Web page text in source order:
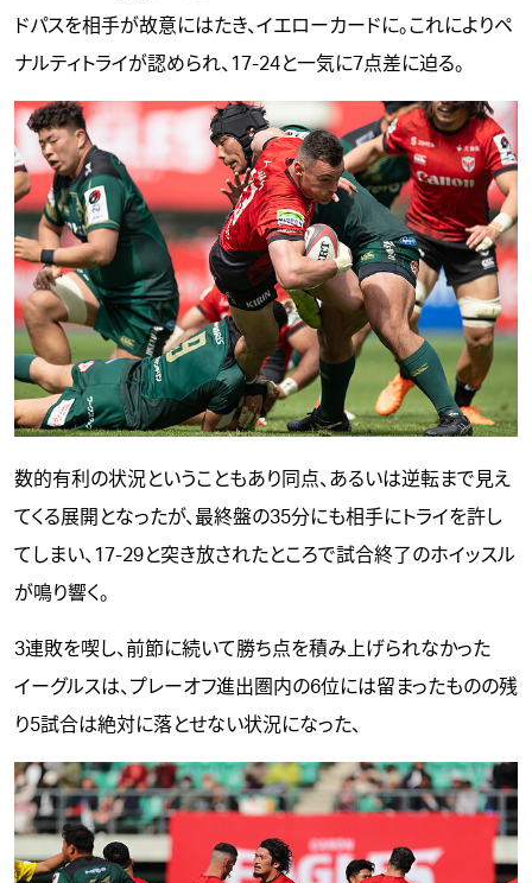
ドパスを相手が故意にはたき、イエローカードに。これによりペ
ナルティトライが認められ、17-24と一気に7点差に迫る。
数的有利の状況ということもあり同点、あるいは逆転まで見え
てくる展開となったが、最終盤の35分にも相手にトライを許し
てしまい、17-29と突き放されたところで試合終了のホイッスル
が鳴り響く。
3連敗を喫し、前節に続いて勝ち点を積み上げられなかった
イーグルスは、プレーオフ進出圏内の6位には留まったものの残
り5試合は絶対に落とせない状況になった、